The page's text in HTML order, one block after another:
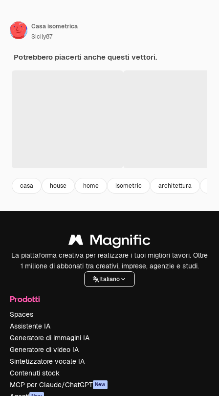
Casa isometrica
Sicily87
Potrebbero piacerti anche questi vettori.
casa house home isometric architettura
La piattaforma creativa per realizzare i tuoi migliori lavori. Oltre
1 milione di abbonati tra creativi, imprese, agenzie e studi.
Italiano
Prodotti
Spaces
Assistente IA
Generatore di immagini IA
Generatore di video IA
Sintetizzatore vocale IA
Contenuti stock
MCP per Claude/ChatGPT New